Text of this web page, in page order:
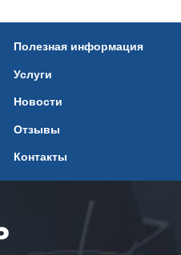
Полезная информация
Услуги
Новости
Отзывы
Контакты